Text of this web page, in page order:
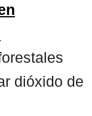
dióxido de